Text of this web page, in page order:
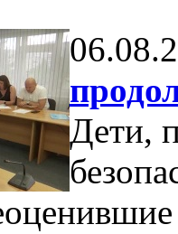
Дети,